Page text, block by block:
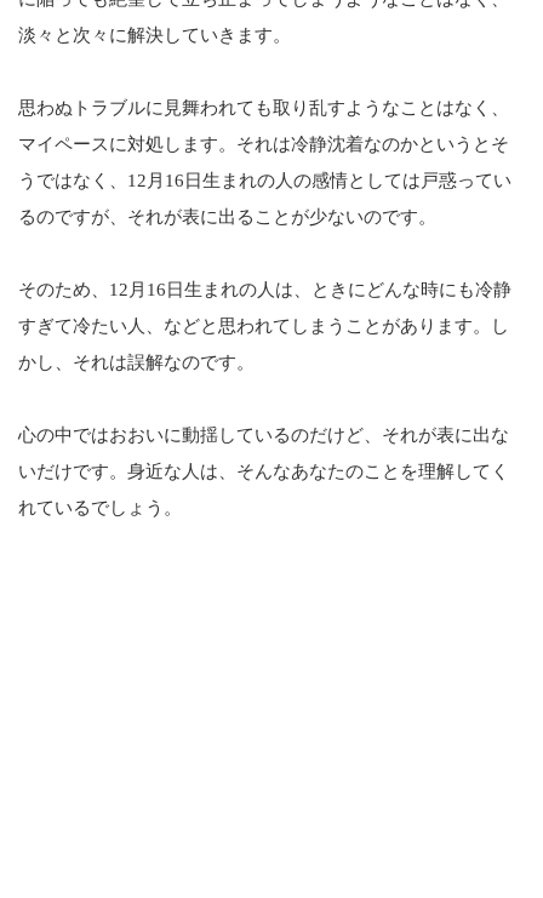
淡々と次々に解決していきます。
思わぬトラブルに見舞われても取り乱すようなことはなく、
マイペースに対処します。それは冷静沈着なのかというとそ
うではなく、12月16日生まれの人の感情としては戸惑ってい
るのですが、それが表に出ることが少ないのです。
そのため、12月16日生まれの人は、ときにどんな時にも冷静
すぎて冷たい人、などと思われてしまうことがあります。し
かし、それは誤解なのです。
心の中ではおおいに動揺しているのだけど、それが表に出な
いだけです。身近な人は、そんなあなたのことを理解してく
れているでしょう。